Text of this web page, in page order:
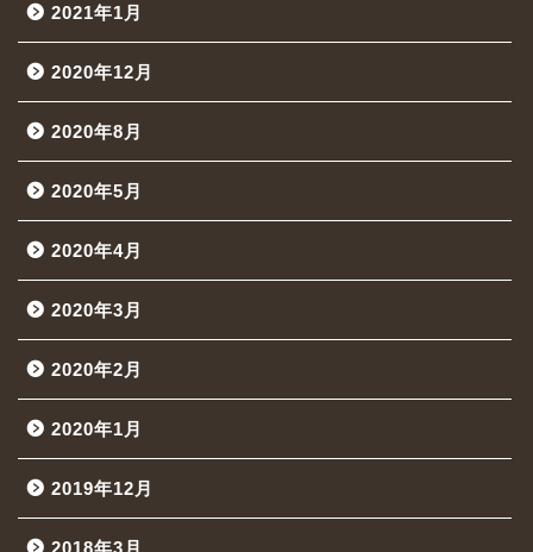
2021年1月
2020年12月
2020年8月
2020年5月
2020年4月
2020年3月
2020年2月
2020年1月
2019年12月
2018年3月